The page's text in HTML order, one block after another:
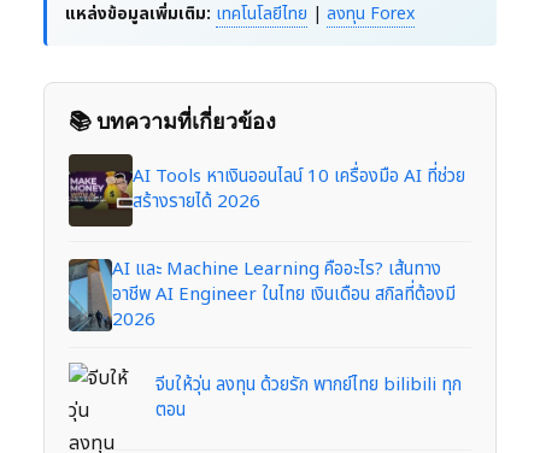
แหล่งข้อมูลเพิ่มเติม: เทคโนโลยีไทย | ลงทุน Forex
📚 บทความที่เกี่ยวข้อง
AI Tools หาเงินออนไลน์ 10 เครื่องมือ AI ที่ช่วย
สร้างรายได้ 2026
AI และ Machine Learning คืออะไร? เส้นทาง
อาชีพ AI Engineer ในไทย เงินเดือน สกิลที่ต้องมี
2026
จีบให้วุ่น ลงทุน ด้วยรัก พากย์ไทย bilibili ทุก
ตอน